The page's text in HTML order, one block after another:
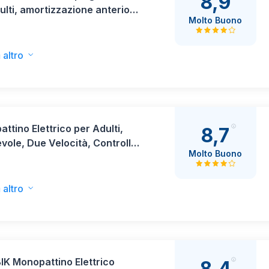
amortizzazione anteriore
autonomia 25-35
altro
Molto Buono
Elettrico per Adulti,
Due Velocità, Controllo
App, Display a LED, Batteria
Rapida, Portata
altro
8,7
Molto Buono
Monopattino Elettrico